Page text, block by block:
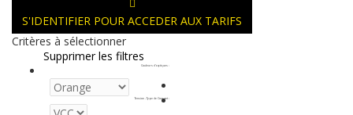
S'IDENTIFIER POUR ACCEDER AUX TARIFS
Critères à sélectionner
Supprimer les filtres
Couleurs d'optiques :
Tension - Type de Courant :